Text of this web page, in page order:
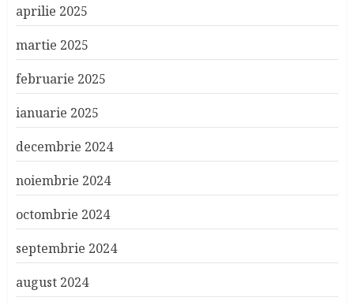
aprilie 2025
martie 2025
februarie 2025
ianuarie 2025
decembrie 2024
noiembrie 2024
octombrie 2024
septembrie 2024
august 2024